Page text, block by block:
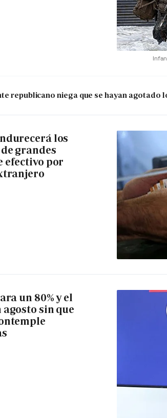
republicano niega que se hayan agotado
los
grandes
efectivo por
un 80% y el
agosto sin que